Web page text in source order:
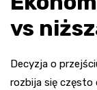
vs
Decyzja o
rozbija się często